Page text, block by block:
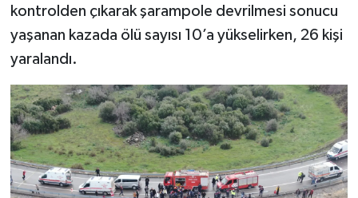
kontrolden çıkarak şarampole devrilmesi sonucu
yaşanan kazada ölü sayısı 10’a yükselirken, 26 kişi
yaralandı.